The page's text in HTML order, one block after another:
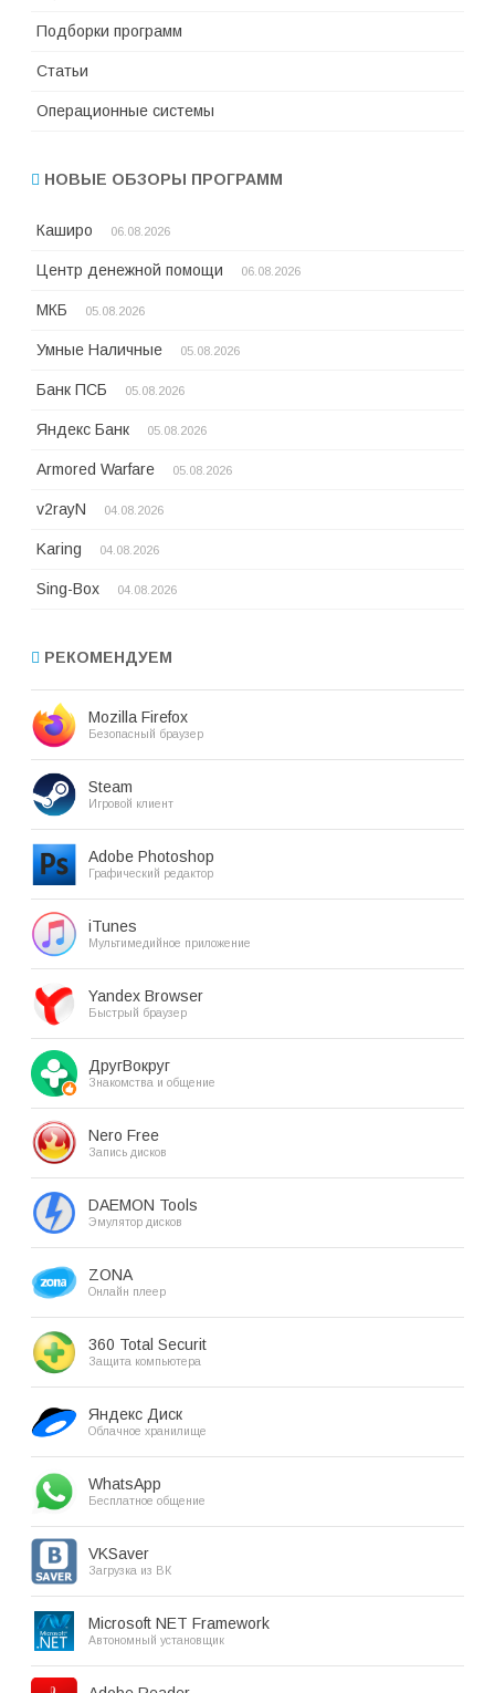
Подборки программ
Статьи
Операционные системы
НОВЫЕ ОБЗОРЫ ПРОГРАММ
Каширо 06.08.2026
Центр денежной помощи 06.08.2026
МКБ 05.08.2026
Умные Наличные 05.08.2026
Банк ПСБ 05.08.2026
Яндекс Банк 05.08.2026
Armored Warfare 05.08.2026
v2rayN 04.08.2026
Karing 04.08.2026
Sing-Box 04.08.2026
РЕКОМЕНДУЕМ
Mozilla Firefox
Безопасный браузер
Steam
Игровой клиент
Adobe Photoshop
Графический редактор
iTunes
Мультимедийное приложение
Yandex Browser
Быстрый браузер
ДругВокруг
Знакомства и общение
Nero Free
Запись дисков
DAEMON Tools
Эмулятор дисков
ZONA
Онлайн плеер
360 Total Securit
Защита компьютера
Яндекс Диск
Облачное хранилище
WhatsApp
Бесплатное общение
VKSaver
Загрузка из ВК
Microsoft NET Framework
Автономный установщик